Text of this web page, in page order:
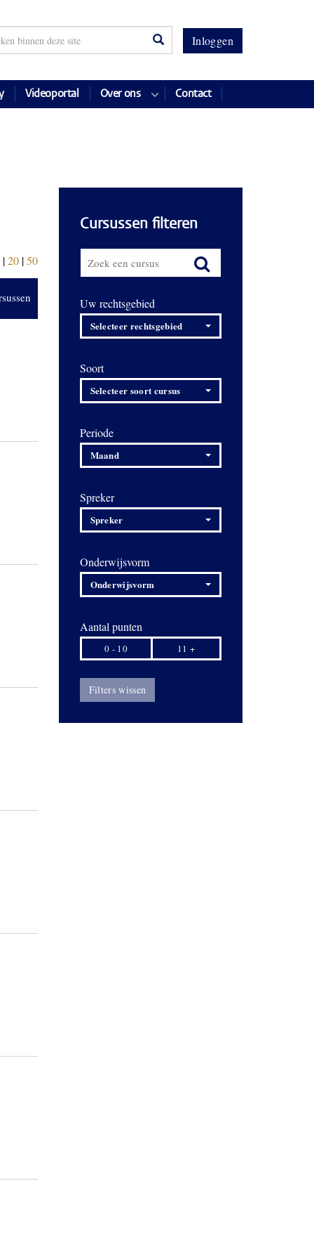
Inloggen
Videoportal Over ons Contact
|20|50
Cursussen filteren
Uw rechtsgebied
Selecteer rechtsgebied
Soort
Selecteer soort cursus
Periode
Maand
Spreker
Spreker
Onderwijsvorm
Onderwijsvorm
Aantal punten
0 - 10 11 +
Filters wissen